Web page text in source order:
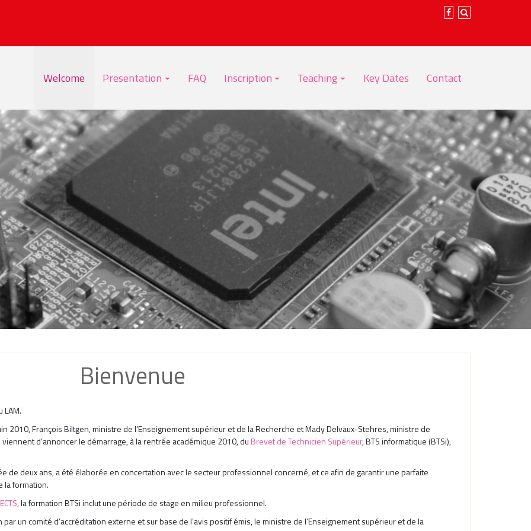
Welcome Presentation FAQ Inscription Teaching Key Dates Contact
Bienvenue
LAM.
2010, François Biltgen, ministre de l’Enseignement supérieur et de la Recherche et Mady Delvaux-Stehres, ministre de
d’annoncer le démarrage, à la rentrée académique 2010, du Brevet de Technicien Supérieur, BTS informatique (BTSi),
de deux ans, a été élaborée en concertation avec le secteur professionnel concerné, et ce afin de garantir une parfaite
la formation.
, la formation BTSi inclut une période de stage en milieu professionnel.
par un comité d’accréditation externe et sur base de l’avis positif émis, le ministre de l’Enseignement supérieur et de la